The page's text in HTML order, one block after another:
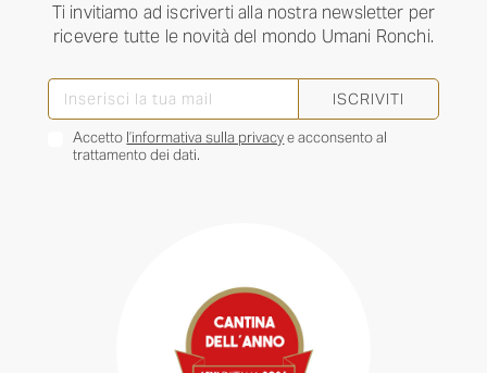
Ti invitiamo ad iscriverti alla nostra newsletter per
ricevere tutte le novità del mondo Umani Ronchi.
ISCRIVITI
Accetto l’informativa sulla privacye acconsento al
trattamento dei dati.